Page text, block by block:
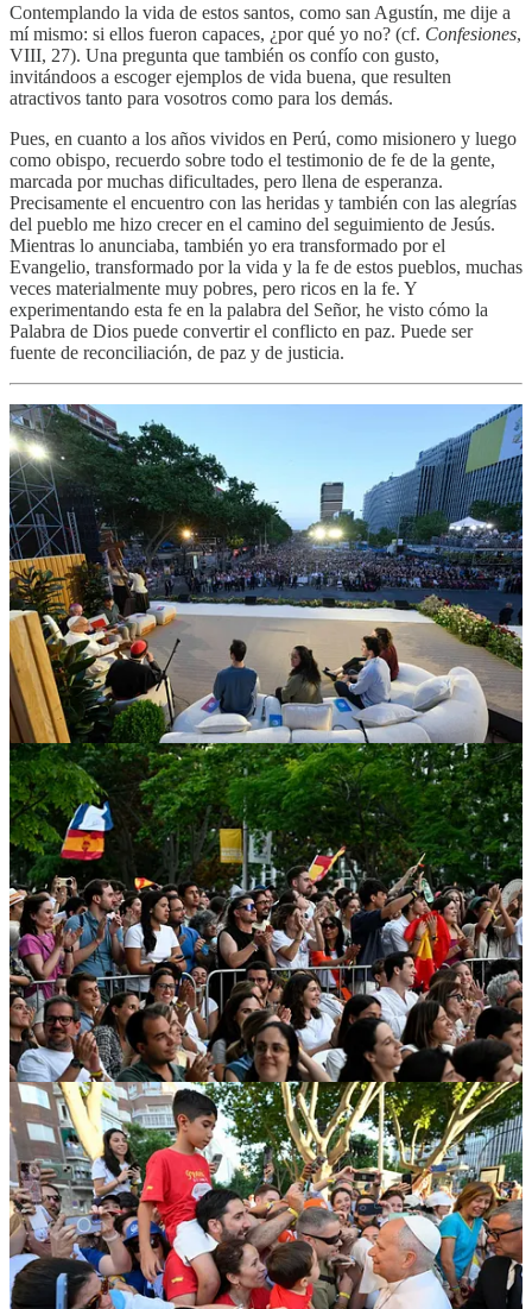
Contemplando la vida de estos santos, como san Agustín, me dije a
mí mismo: si ellos fueron capaces, ¿por qué yo no? (cf. Confesiones,
VIII, 27). Una pregunta que también os confío con gusto,
invitándoos a escoger ejemplos de vida buena, que resulten
atractivos tanto para vosotros como para los demás.
Pues, en cuanto a los años vividos en Perú, como misionero y luego
como obispo, recuerdo sobre todo el testimonio de fe de la gente,
marcada por muchas dificultades, pero llena de esperanza.
Precisamente el encuentro con las heridas y también con las alegrías
del pueblo me hizo crecer en el camino del seguimiento de Jesús.
Mientras lo anunciaba, también yo era transformado por el
Evangelio, transformado por la vida y la fe de estos pueblos, muchas
veces materialmente muy pobres, pero ricos en la fe. Y
experimentando esta fe en la palabra del Señor, he visto cómo la
Palabra de Dios puede convertir el conflicto en paz. Puede ser
fuente de reconciliación, de paz y de justicia.
Preguntas realizadas al Santo Padre:
(3)¿Qué considera que nos ayudaría a reconocer la voz de Dios
entre otras muchas voces?
(4)¿Cómo podemos nosotros, también buscadores, acompañarlos
en su proceso de descubrimiento de la belleza de la fe?
Primero, podemos hablar de cómo escuchar esta voz de Dios, cómo
discernir si es verdaderamente Dios quien esta hablando u otra cosa,
otra atracción, otra dificultad.
Para reconocer la voz de Dios, puede ayudarnos ante todo el
silencio, ahí creo que es muy importante que cada uno de
nosotros busque desarrollar la capacidad de estar en silencio.
Muchas veces vamos con audífonos, vamos con la música, vamos
con la distracción y no sabemos estar en silencio. Creo que muchas
veces es precisamente en esta experiencia de silencio donde Dios
puede hablarnos o donde podemos discernir la voz de Dios. Cuando
buscamos el silencio, decidimos qué no escuchar y de qué ruidos no
dejarnos distraer. Al liberarnos del estruendo de mil voces,
reconocemos que algunas engañan nuestros deseos, otras nos
compran sin alimentarnos, otras hablan por interés.En el silencio
comprendemos que las ideologías pasan, mientras la verdad
permanece.Aquí también quisiera subrayar la importancia de
buscar la verdad, porque muchas voces, muchas cosas en las redes
nos engañan y nos cuentan mentiras. ¡Buscad siempre la verdad!
¡Dios es verdad! ¡Si te lleva lejos de Dios, no es verdad! ¡No lo
olvidéis!